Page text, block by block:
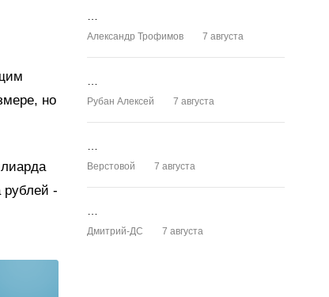
но
рублей -
Александр Трофимов 7 августа
Рубан Алексей 7 августа
Верстовой 7 августа
Дмитрий-ДС 7 августа